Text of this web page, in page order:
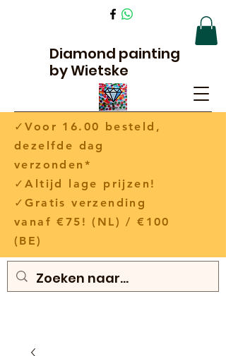
Diamond painting
by Wietske
✓Voor 16.00 besteld,
dezelfde dag
verzonden*
✓Altijd lage prijzen!
✓Gratis verzending
vanaf €75! (NL) / €100
(BE)